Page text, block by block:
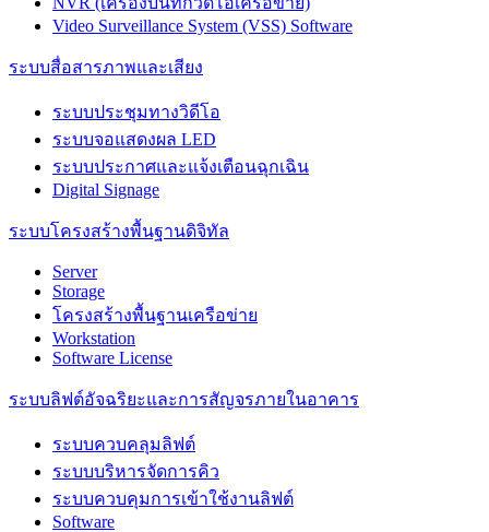
Video Surveillance System (VSS) Software
ระบบสื่อสารภาพและเสียง
ระบบประชุมทางวิดีโอ
ระบบจอแสดงผล LED
ระบบประกาศและแจ้งเตือนฉุกเฉิน
Digital Signage
ระบบโครงสร้างพื้นฐานดิจิทัล
Server
Storage
โครงสร้างพื้นฐานเครือข่าย
Workstation
Software License
ระบบลิฟต์อัจฉริยะและการสัญจรภายในอาคาร
ระบบควบคลุมลิฟต์
ระบบบริหารจัดการคิว
ระบบควบคุมการเข้าใช้งานลิฟต์
Software